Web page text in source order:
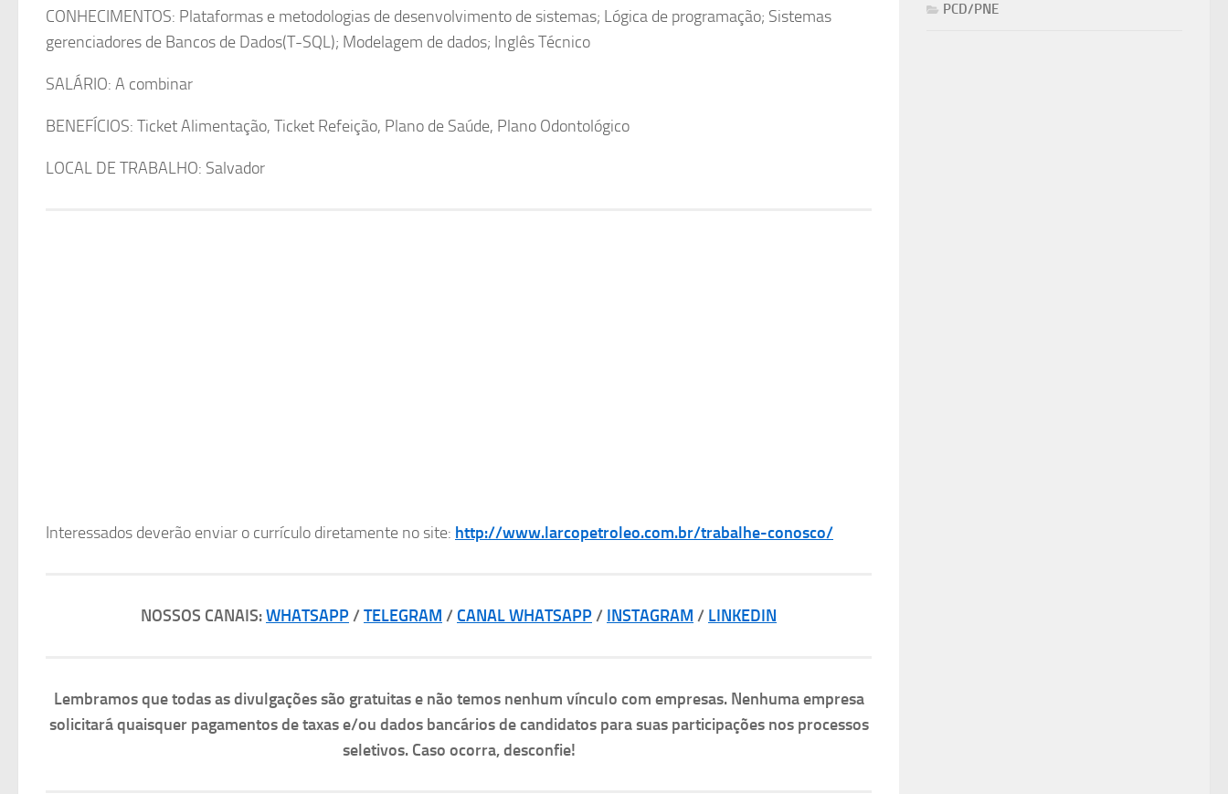
CONHECIMENTOS: Plataformas e metodologias de desenvolvimento de sistemas; Lógica de programação; Sistemas
gerenciadores de Bancos de Dados(T-SQL); Modelagem de dados; Inglês Técnico
SALÁRIO: A combinar
BENEFÍCIOS: Ticket Alimentação, Ticket Refeição, Plano de Saúde, Plano Odontológico
LOCAL DE TRABALHO: Salvador
Interessados deverão enviar o currículo diretamente no site: http://www.larcopetroleo.com.br/trabalhe-conosco/
NOSSOS CANAIS:WHATSAPP/ TELEGRAM / CANAL WHATSAPP/ INSTAGRAM / LINKEDIN
Lembramos que todas as divulgações são gratuitas e não temos nenhum vínculo com empresas. Nenhuma empresa
solicitará quaisquer pagamentos de taxas e/ou dados bancários de candidatos para suas participações nos processos
seletivos. Caso ocorra, desconfie!
PCD/PNE